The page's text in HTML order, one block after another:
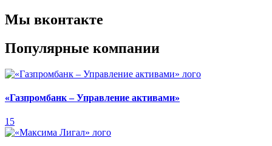
Мы вконтакте
Популярные компании
«Газпромбанк – Управление активами»
15